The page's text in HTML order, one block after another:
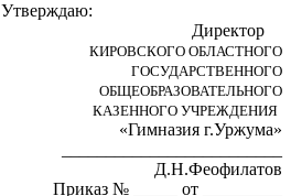
Утверждаю:
Директор
КИРОВСКОГО ОБЛАСТНОГО
ГОСУДАРСТВЕННОГО
ОБЩЕОБРАЗОВАТЕЛЬНОГО
КАЗЕННОГО УЧРЕЖДЕНИЯ
«Гимназия г.Уржума»
Д.Н.Феофилатов
Приказ № _____ от _________